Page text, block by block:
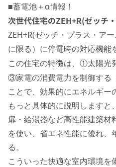
■蓄電池＋α情報！
次世代住宅のZEH+R(ゼッチ
ZEH+R(ゼッチ・プラス・ア
に限る）に停電時の対応機
この住宅の特徴は、①太陽光
③家電の消費電力を制御する
ことで、効果的にエネルギ
もっと具体的に説明します
扉・給湯器など高性能建築
を使い、省エネ性能に優れ
る。
こういった快適な室内環境